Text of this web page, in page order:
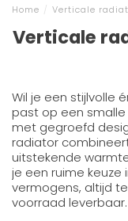
Home / Verticale
Verticale
Wil je een stijlvolle
past op een
met gegroefd
radiator
uitstekende
je een ruime keuze
vermogens, altijd
voorraad leverbaar.